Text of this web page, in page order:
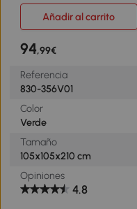
PVC y 72 Piñas con Ramas
Apertura Automática Base
Acero para Interiores
Añadir al carrito
94,99€
Referencia
830-356V01
Color
Verde
Tamaño
105x105x210 cm
Opiniones
4.8